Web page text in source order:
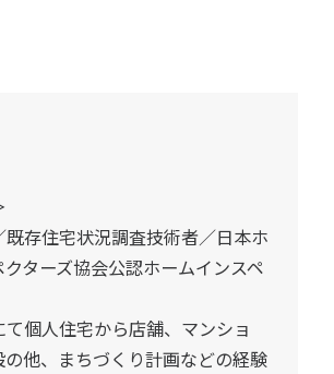
既存住宅状況調査技術者／日本ホ
ターズ協会公認ホームインスペ
個人住宅から店舗、マンショ
の他、まちづくり計画などの経験